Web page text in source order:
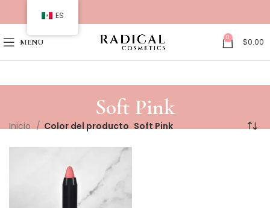
MENU 0 $0.00
Soft Pink
Inicio Color del producto Soft Pink
ES